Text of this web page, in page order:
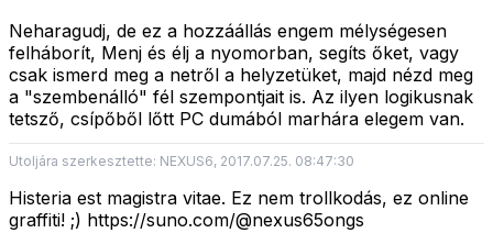
Neharagudj, de ez a hozzáállás engem mélységesen
felháborít, Menj és élj a nyomorban, segíts őket, vagy
csak ismerd meg a netről a helyzetüket, majd nézd meg
a "szembenálló" fél szempontjait is. Az ilyen logikusnak
tetsző, csípőből lőtt PC dumából marhára elegem van.
Utoljára szerkesztette: NEXUS6, 2017.07.25. 08:47:30
Histeria est magistra vitae. Ez nem trollkodás, ez online
graffiti! ;) https://suno.com/@nexus65ongs